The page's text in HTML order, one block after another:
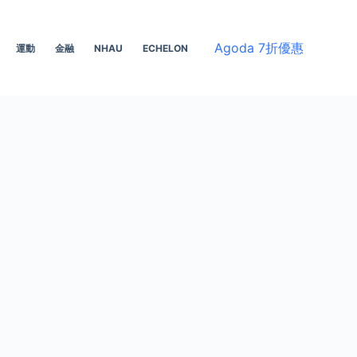
運動 金融 NHAU ECHELON Agoda 7折優惠